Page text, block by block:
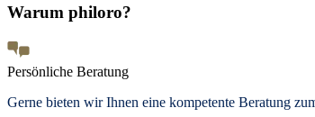
Warum philoro?
Persönliche Beratung
Gerne bieten wir Ihnen eine kompetente Beratung